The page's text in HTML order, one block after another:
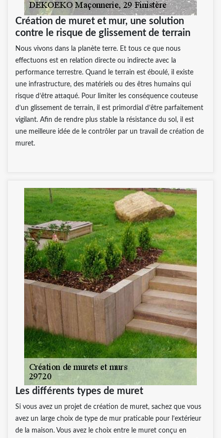
Création de muret et mur, une solution
contre le risque de glissement de terrain
Nous vivons dans la planète terre. Et tous ce que nous
effectuons est en relation directe ou indirecte avec la
performance terrestre. Quand le terrain est éboulé, il existe
une infrastructure, des matériels ou des êtres humains qui
risque d’être attaqué. Pour limiter les conséquence couteuse
d’un glissement de terrain, il est primordial d’être parfaitement
vigilant. Afin de rendre plus stable la résistance du sol, il est
une meilleure idée de le contrôler par un travail de création de
muret.
Les différents types de muret
Si vous avez un projet de création de muret, sachez que vous
avez un large choix de type de mur praticable pour l’extérieur
de la maison. Vous avez le choix entre le muret conçu en